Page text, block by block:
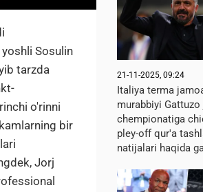
Sosulin
tarzda
o'rinni
bir
Jorj
21-11-2025, 09:24
Italiya terma
murabbiyi
chempionatiga
pley-off qur'a
natijalari haqida